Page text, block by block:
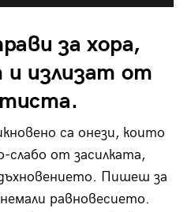
за хора,
и излизат от
са онези, които
слабо от засилката,
Пишеш за
равновесието.